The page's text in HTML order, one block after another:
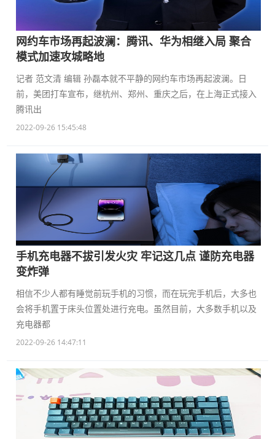
网约车市场再起波澜：腾讯、华为相继入局 聚合
模式加速攻城略地
记者 范文清 编辑 孙磊本就不平静的网约车市场再起波澜。日
前，美团打车宣布，继杭州、郑州、重庆之后，在上海正式接入
腾讯出
2022-09-26 15:45:48
手机充电器不拔引发火灾 牢记这几点 谨防充电器
变炸弹
相信不少人都有睡觉前玩手机的习惯，而在玩完手机后，大多也
会将手机置于床头位置处进行充电。虽然目前，大多数手机以及
充电器都
2022-09-26 14:47:11